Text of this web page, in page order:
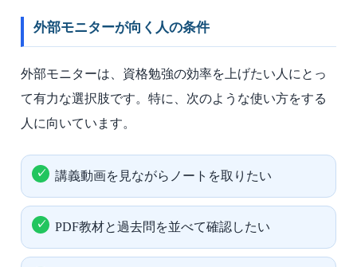
外部モニターが向く人の条件
外部モニターは、資格勉強の効率を上げたい人にとっ
て有力な選択肢です。特に、次のような使い方をする
人に向いています。
講義動画を見ながらノートを取りたい
PDF教材と過去問を並べて確認したい